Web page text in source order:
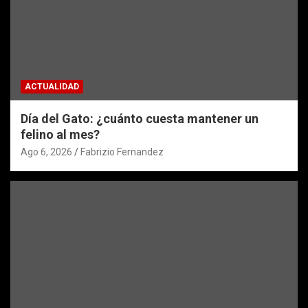
ACTUALIDAD
Día del Gato: ¿cuánto cuesta mantener un
felino al mes?
Ago 6, 2026 Fabrizio Fernandez